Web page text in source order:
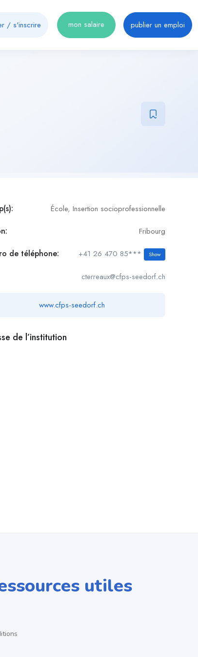
/ s'inscrire mon salaire publier un emploi
École, Insertion socioprofessionnelle
Fribourg
de téléphone: +41 26 470 85*** Show
cterreaux@cfps-seedorf.ch
www.cfps-seedorf.ch
de l’institution
utiles